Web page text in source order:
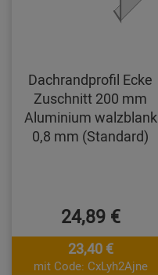
Dachrandprofil Ecke
Zuschnitt 200 mm
Aluminium walzblank
0,8 mm (Standard)
24,89 €
23,40 €
mit Code: CxLyh2Ajne